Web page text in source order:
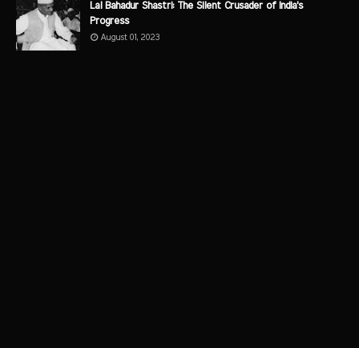
Lal Bahadur Shastri: The Silent Crusader of India's
Progress
August 01, 2023